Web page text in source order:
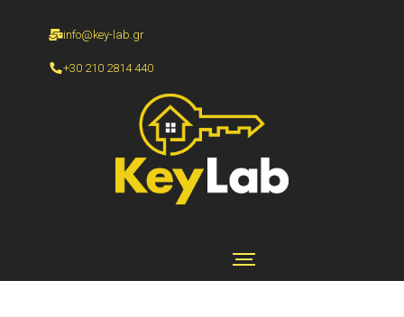
info@key-lab.gr
+30 210 2814 440